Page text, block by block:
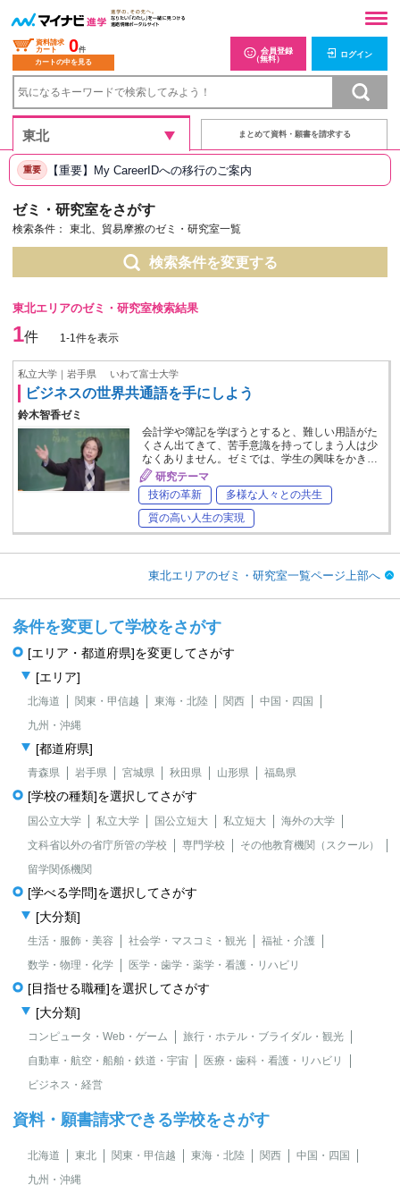
資料請求
カート
0件
カートの中を見る
会員登録
（無料）
ログイン
まとめて資料・願書を請求する
重要 【重要】My CareerIDへの移行のご案内
ゼミ・研究室をさがす
検索条件： 東北、貿易摩擦のゼミ・研究室一覧
検索条件を変更する
東北エリアのゼミ・研究室検索結果
1件 1-1件を表示
私立大学｜岩手県 いわて富士大学
ビジネスの世界共通語を手にしよう
鈴木智香ゼミ
会計学や簿記を学ぼうとすると、難しい用語がた
くさん出てきて、苦手意識を持ってしまう人は少
なくありません。ゼミでは、学生の興味をかき…
研究テーマ
技術の革新
多様な人々との共生
質の高い人生の実現
東北エリアのゼミ・研究室一覧ページ上部へ
条件を変更して学校をさがす
[エリア・都道府県]を変更してさがす
[エリア]
北海道 関東・甲信越 東海・北陸 関西
中国・四国
九州・沖縄
[都道府県]
青森県 岩手県 宮城県 秋田県 山形県 福島県
[学校の種類]を選択してさがす
国公立大学 私立大学 国公立短大 私立短大
海外の大学
文科省以外の省庁所管の学校
専門学校
その他教育機関（スクール）
留学関係機関
[学べる学問]を選択してさがす
[大分類]
生活・服飾・美容 社会学・マスコミ・観光
福祉・介護
数学・物理・化学
医学・歯学・薬学・看護・リハビリ
[目指せる職種]を選択してさがす
[大分類]
コンピュータ・Web・ゲーム
旅行・ホテル・ブライダル・観光
自動車・航空・船舶・鉄道・宇宙
医療・歯科・看護・リハビリ
ビジネス・経営
資料・願書請求できる学校をさがす
北海道 東北 関東・甲信越 東海・北陸 関西
中国・四国
九州・沖縄